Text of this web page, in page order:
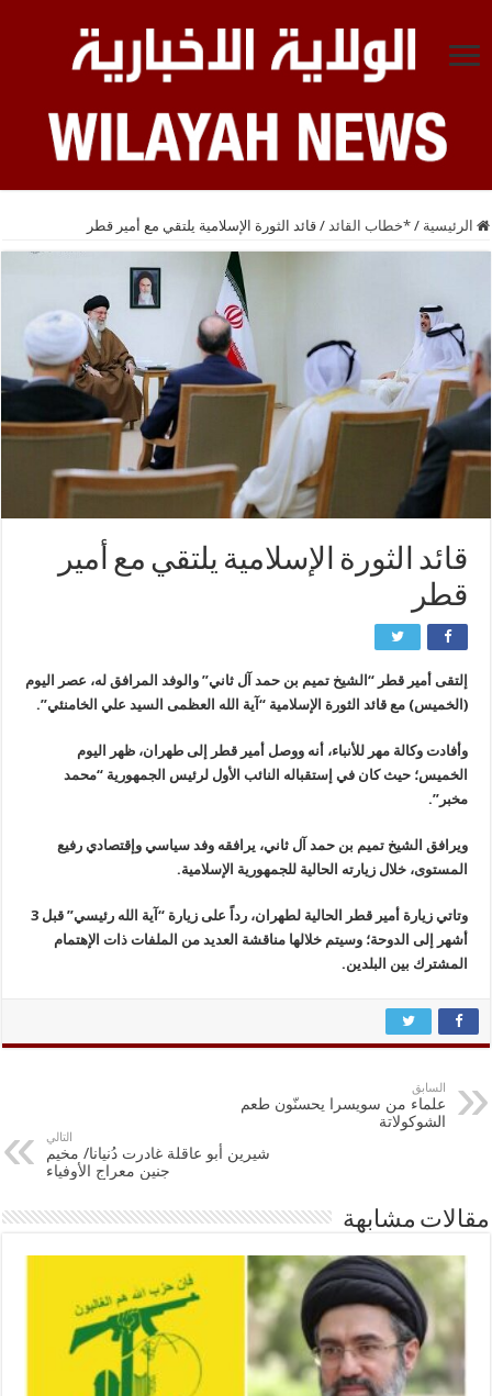
الرئيسية / *خطاب القائد / قائد الثورة الإسلامية يلتقي مع أمير قطر
قائد الثورة الإسلامية يلتقي مع أمير
قطر
إلتقى أمير قطر “الشيخ تميم بن حمد آل ثاني” والوفد المرافق له، عصر اليوم
(الخميس) مع قائد الثورة الإسلامية “آية الله العظمى السيد علي الخامنئي”.
وأفادت وكالة مهر للأنباء، أنه ووصل أمير قطر إلى طهران، ظهر اليوم
الخميس؛ حيث كان في إستقباله النائب الأول لرئيس الجمهورية “محمد
مخبر”.
ويرافق الشيخ تميم بن حمد آل ثاني، يرافقه وفد سياسي وإقتصادي رفيع
المستوى، خلال زيارته الحالية للجمهورية الإسلامية.
وتاتي زيارة أمير قطر الحالية لطهران، رداً على زيارة “آية الله رئيسي” قبل 3
أشهر إلى الدوحة؛ وسيتم خلالها مناقشة العديد من الملفات ذات الإهتمام
المشترك بين البلدين.
السابق
علماء من سويسرا يحسنّون طعم
الشوكولاتة
التالي
شيرين أبو عاقلة غادرت دُنيانا/ مخيم
جنين معراج الأوفياء
مقالات مشابهة